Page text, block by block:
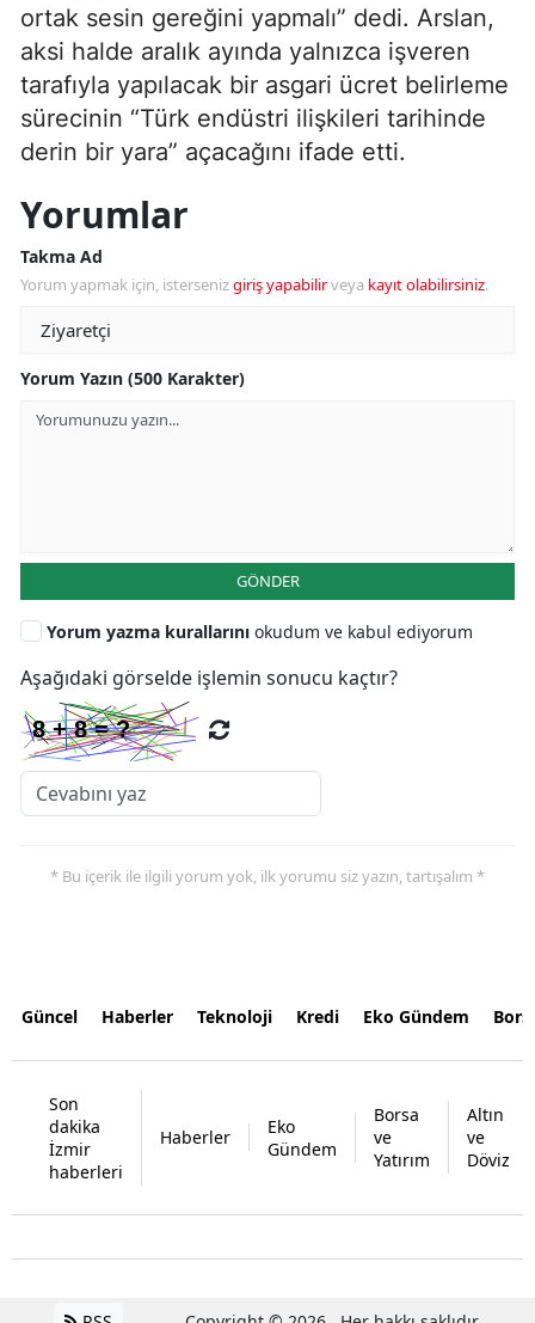
ortak sesin gereğini yapmalı” dedi. Arslan,
aksi halde aralık ayında yalnızca işveren
tarafıyla yapılacak bir asgari ücret belirleme
sürecinin “Türk endüstri ilişkileri tarihinde
derin bir yara” açacağını ifade etti.
Yorumlar
Takma Ad
Yorum yapmak için, istersenizgiriş yapabilirveya kayıt olabilirsiniz.
Yorum Yazın (500 Karakter)
GÖNDER
Yorum yazma kurallarını okudum ve kabul ediyorum
Aşağıdaki görselde işlemin sonucu kaçtır?
* Bu içerik ile ilgili yorum yok, ilk yorumu siz yazın, tartışalım *
Güncel Haberler Teknoloji Kredi Eko Gündem
Son
dakika
İzmir
haberleri
Haberler
Eko
Gündem
Borsa
ve
Yatırım
Altın
ve
Döviz